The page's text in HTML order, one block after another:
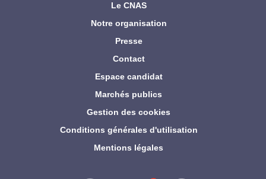
Le CNAS
Notre organisation
Presse
Contact
Espace candidat
Marchés publics
Gestion des cookies
Conditions générales d'utilisation
Mentions légales